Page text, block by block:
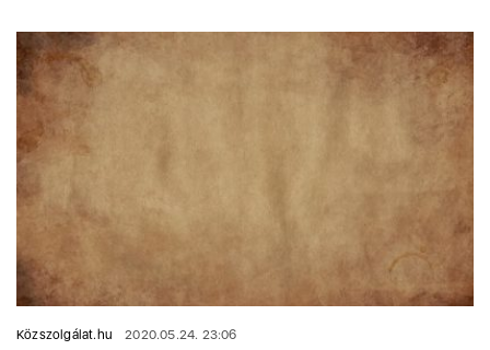
Közszolgálat.hu 2020.05.24. 23:06